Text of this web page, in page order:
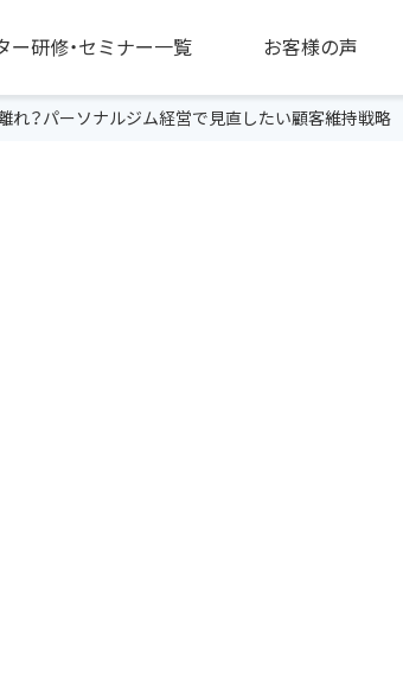
ー研修・セミナー一覧 お客様の声
れ？パーソナルジム経営で見直したい顧客維持戦略